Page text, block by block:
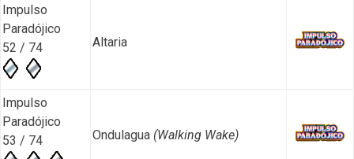
Impulso
Paradójico
52 / 74
Altaria
Impulso
Paradójico
53 / 74
Ondulagua (Walking Wake)